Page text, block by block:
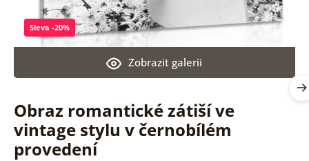
Obraz romantické zátiší ve
vintage stylu v černobílém
provedení
Zobrazit galerii
Sleva -20%